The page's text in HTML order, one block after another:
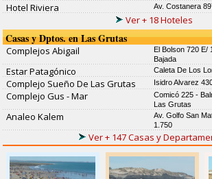
Hotel Riviera Av. Costanera
Ver + 18 Hoteles
Casas y Dptos. en Las Grutas
Complejos Abigail
El Bolson 720 E/
Bajada
Estar Patagónico Caleta De Los
Complejo Sueño De Las Grutas Isidro Alvarez
Complejo Gus - Mar
Comicó 225 -
Las Grutas
Analeo Kalem
Av. Golfo San
1.750
Ver + 147 Casas y